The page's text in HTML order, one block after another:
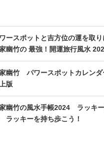
ースポットと吉方位の運を取
幽竹の 最強！開運旅行風水
幽竹 パワースポットカレン
版
幽竹の風水手帳2024 ラッキ
ラッキーを持ち歩こう！